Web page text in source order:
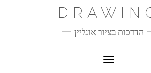
הדרכות בציור אונליין
Toggle Navigation